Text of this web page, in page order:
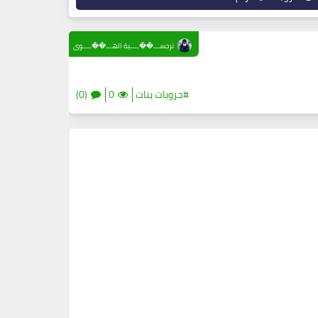
#جروبات بنات 0
(0)
نرجســـ��ــــية الهـــ��ــــوى